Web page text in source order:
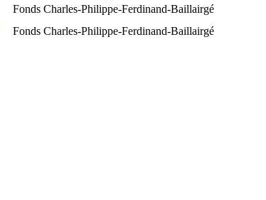
Fonds Charles-Philippe-Ferdinand-Baillairgé
Fonds Charles-Philippe-Ferdinand-Baillairgé